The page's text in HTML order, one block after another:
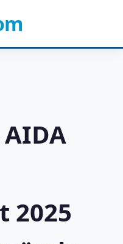
2025